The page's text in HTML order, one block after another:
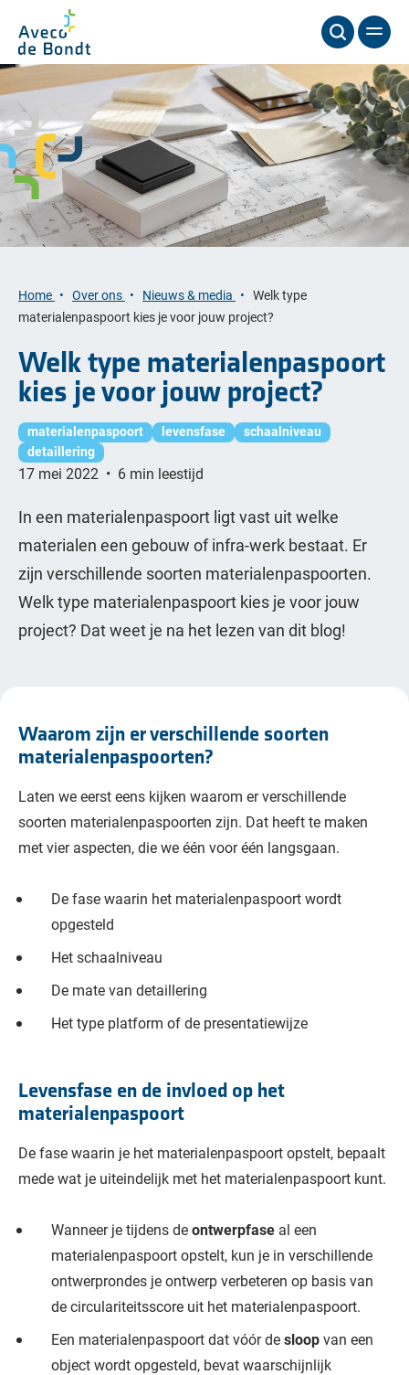
Home Over ons Nieuws & media
Welk type
materialenpaspoort kies je voor jouw project?
Welk type materialenpaspoort
kies je voor jouw project?
materialenpaspoort levensfase
schaalniveau
detaillering
17 mei 2022 • 6 min leestijd
In een materialenpaspoort ligt vast uit welke
materialen een gebouw of infra-werk bestaat. Er
zijn verschillende soorten materialenpaspoorten.
Welk type materialenpaspoort kies je voor jouw
project? Dat weet je na het lezen van dit blog!
Waarom zijn er verschillende soorten
materialenpaspoorten?
Laten we eerst eens kijken waarom er verschillende
soorten materialenpaspoorten zijn. Dat heeft te maken
met vier aspecten, die we één voor één langsgaan.
De fase waarin het materialenpaspoort wordt
opgesteld
Het schaalniveau
De mate van detaillering
Het type platform of de presentatiewijze
Levensfase en de invloed op het
materialenpaspoort
De fase waarin je het materialenpaspoort opstelt, bepaalt
mede wat je uiteindelijk met het materialenpaspoort kunt.
Wanneer je tijdens deontwerpfase al een
materialenpaspoort opstelt, kun je in verschillende
ontwerprondes je ontwerp verbeteren op basis van
de circulariteitsscore uit het materialenpaspoort.
Een materialenpaspoort dat vóór desloopvan een
object wordt opgesteld, bevat waarschijnlijk